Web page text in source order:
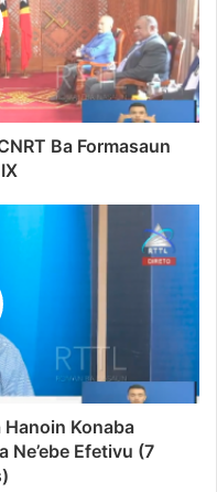
Ba Formasaun
Hanoin Konaba
Ne’ebe Efetivu (7